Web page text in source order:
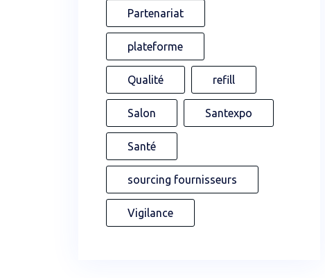
Partenariat
plateforme
Qualité refill
Salon Santexpo
Santé
sourcing fournisseurs
Vigilance